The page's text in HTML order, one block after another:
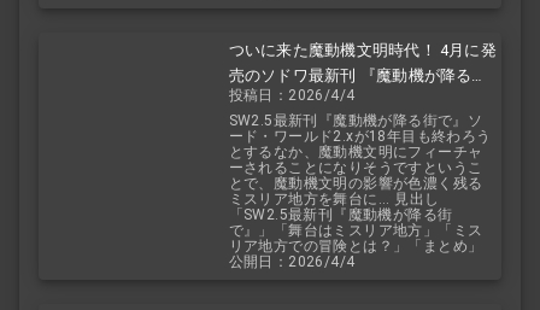
ついに来た魔動機文明時代！ 4月に発
売のソドワ最新刊 『魔動機が降る街
で』 紹介・予想・考察！
投稿日：2026/4/4
SW2.5最新刊『魔動機が降る街で』ソ
ード・ワールド2.xが18年目も終わろう
とするなか、魔動機文明にフィーチャ
ーされることになりそうですというこ
とで、魔動機文明の影響が色濃く残る
ミスリア地方を舞台に... 見出し
「SW2.5最新刊『魔動機が降る街
で』」「舞台はミスリア地方」「ミス
リア地方での冒険とは？」「まとめ」
公開日：2026/4/4